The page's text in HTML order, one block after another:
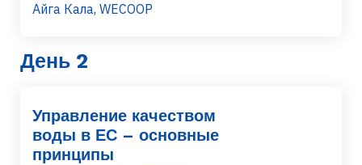
Айга Кала, WECOOP
День 2
Управление качеством
воды в ЕС – основные
принципы